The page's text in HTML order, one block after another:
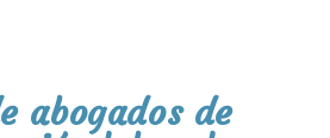
abogados de